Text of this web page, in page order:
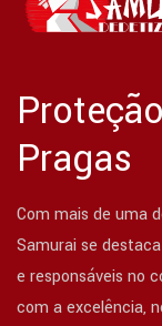
Pragas
Com mais de uma
Samurai se
e responsáveis no
com a excelência,